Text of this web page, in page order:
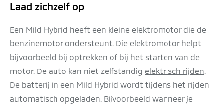
Laad zichzelf op
Een Mild Hybrid heeft een kleine elektromotor die de
benzinemotor ondersteunt. Die elektromotor helpt
bijvoorbeeld bij optrekken of bij het starten van de
motor. De auto kan niet zelfstandig elektrisch rijden.
De batterij in een Mild Hybrid wordt tijdens het rijden
automatisch opgeladen. Bijvoorbeeld wanneer je